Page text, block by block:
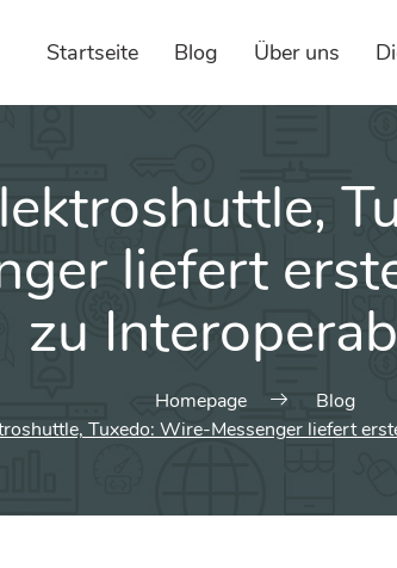
Startseite Blog Über uns
liefert
zu
Homepage
Blog
Tuxedo: Wire-Messenger liefert